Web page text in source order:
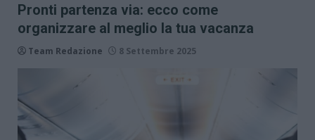
Pronti partenza via: ecco come
organizzare al meglio la tua vacanza
Team Redazione 8 Settembre 2025